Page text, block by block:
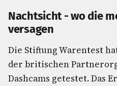
Nachtsicht - wo die
versagen
Die Stiftung Warentest
der britischen
Dashcams getestet. Das